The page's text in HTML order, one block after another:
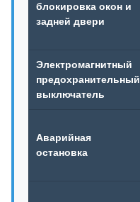
блокировка окон и
задней двери
Электромагнитный
предохранительный
выключатель
Аварийная
остановка